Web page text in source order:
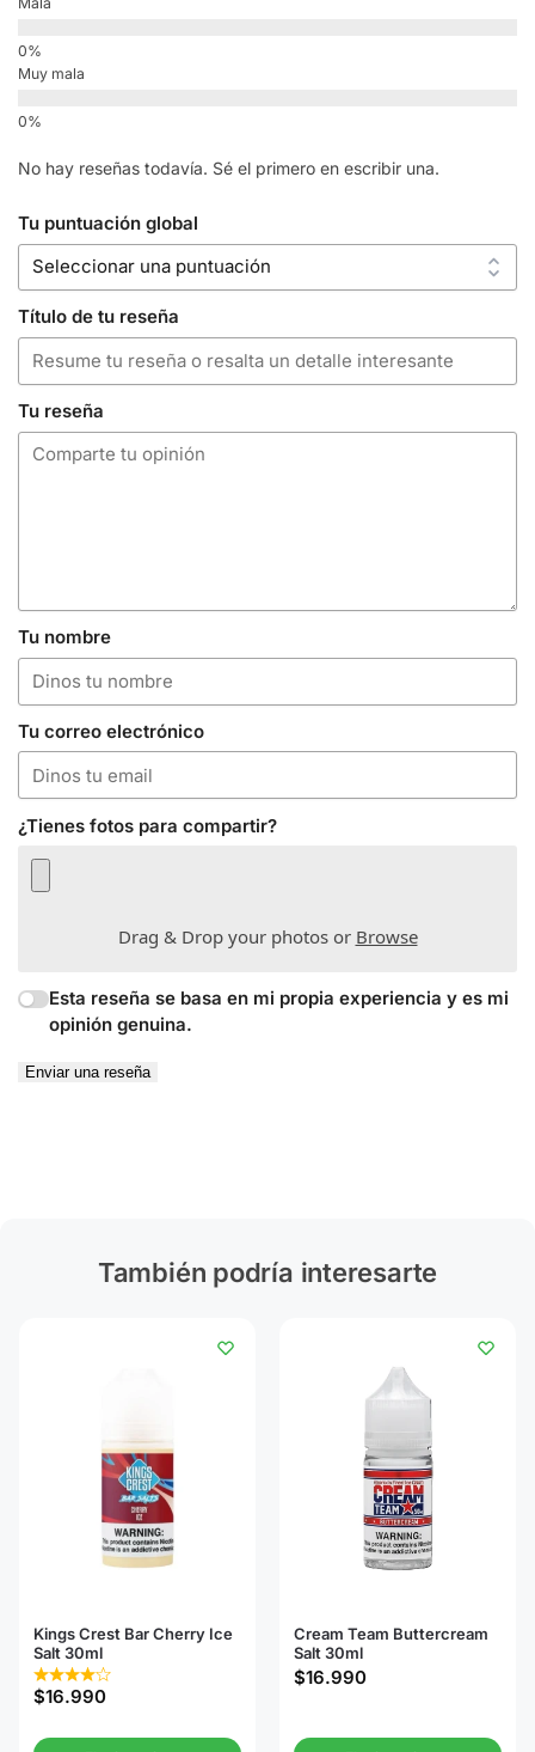
Muy mala
No hay reseñas todavía. Sé el primero en escribir una.
Tu puntuación global
Título de tu reseña
Tu reseña
Tu nombre
Tu correo electrónico
¿Tienes fotos para compartir?
Drag & Drop your photos or Browse
Esta reseña se basa en mi propia experiencia y es mi
opinión genuina.
Enviar una reseña
También podría interesarte
Kings Crest Bar Cherry Ice
Salt 30ml
$16.990
Cream Team Buttercream
Salt 30ml
$16.990